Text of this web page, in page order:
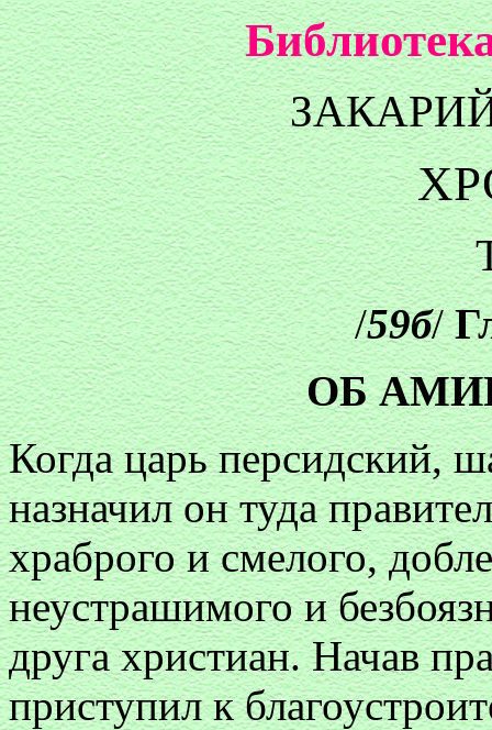
/59б/
ОБ
Когда царь персидский,
назначил он туда
храброго и смелого,
неустрашимого и
друга христиан. Начав
приступил к